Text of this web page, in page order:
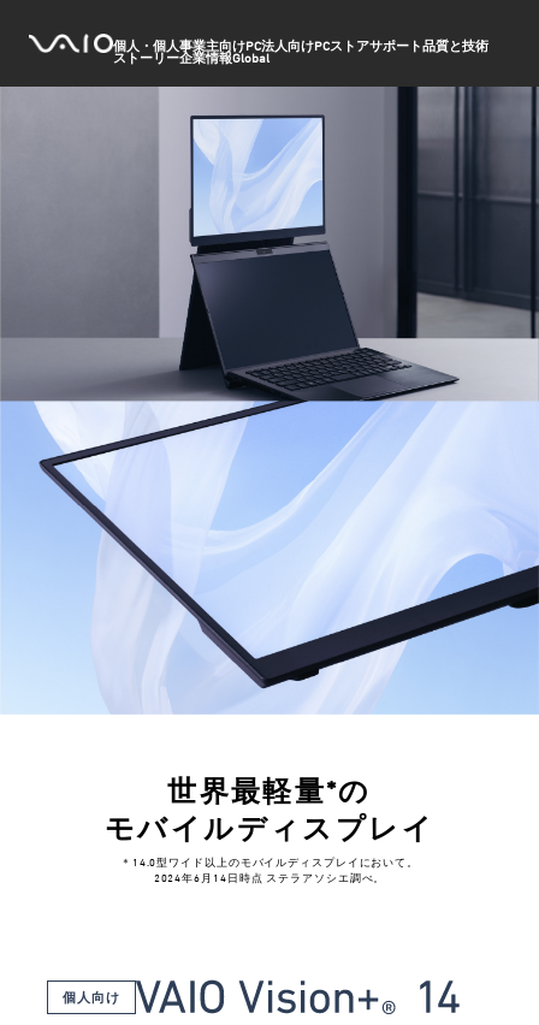
個人・個人事業主向けPC法人向けPCストアサポート品質と技術
ストーリー企業情報Global
世界最軽量*の
モバイルディスプレイ
＊14.0型ワイド以上のモバイルディスプレイにおいて。
2024年6月14日時点 ステラアソシエ調べ。
個人向け